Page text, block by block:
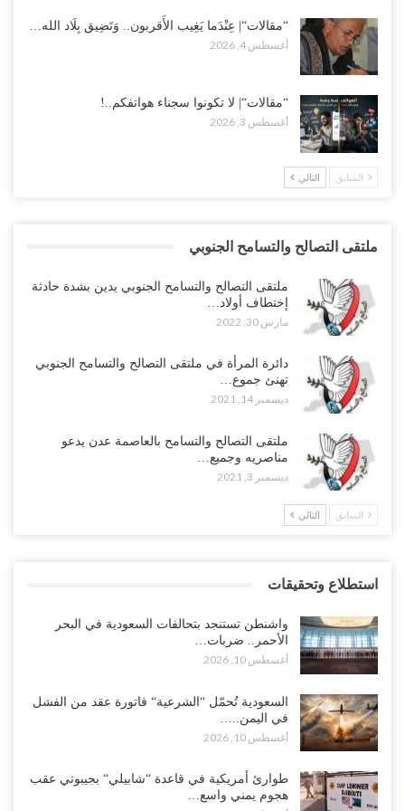
“مقالات“| عِنْدَما يَغِيب الأَقربون.. وَتَضِيق بِلَاد الله…
أغسطس 4, 2026
“مقالات“| لا تكونوا سجناء هواتفكم..!
أغسطس 3, 2026
السابق التالي
ملتقى التصالح والتسامح الجنوبي
ملتقى التصالح والتسامح الجنوبي يدين بشدة حادثة
إختطاف أولاد…
مارس 30, 2022
دائرة المرأة في ملتقى التصالح والتسامح الجنوبي
تهنئ جموع…
ديسمبر 14, 2021
ملتقى التصالح والتسامح بالعاصمة عدن يدعو
مناصريه وجميع…
ديسمبر 3, 2021
السابق التالي
استطلاع وتحقيقات
واشنطن تستنجد بتحالفات السعودية في البحر
الأحمر.. ضربات…
أغسطس 10, 2026
السعودية تُحمّل “الشرعية“ فاتورة عقد من الفشل
في اليمن..…
أغسطس 10, 2026
طوارئ أمريكية في قاعدة “شابيلي“ بجيبوتي عقب
هجوم يمني واسع…